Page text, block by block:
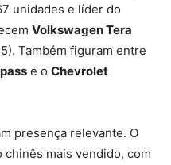
unidades e líder do
Volkswagen Tera
Também figuram entre
e o Chevrolet
presença relevante. O
chinês mais vendido, com